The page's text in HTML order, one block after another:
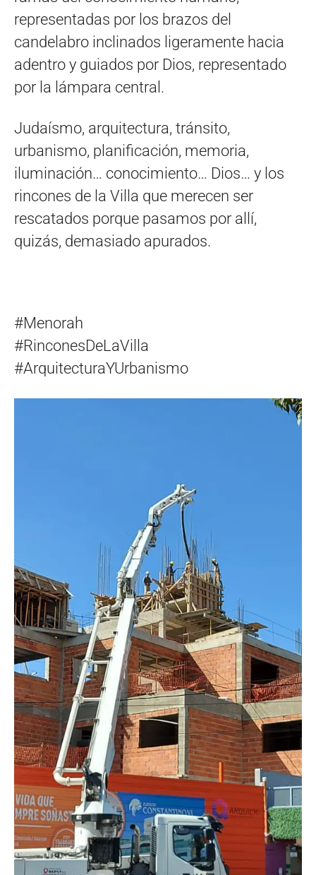
representadas por los brazos del
candelabro inclinados ligeramente hacia
adentro y guiados por Dios, representado
por la lámpara central.
Judaísmo, arquitectura, tránsito,
urbanismo, planificación, memoria,
iluminación… conocimiento… Dios… y los
rincones de la Villa que merecen ser
rescatados porque pasamos por allí,
quizás, demasiado apurados.
#Menorah
#RinconesDeLaVilla
#ArquitecturaYUrbanismo